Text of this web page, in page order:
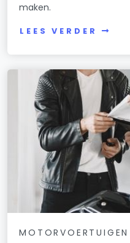
maken.
LEES VERDER
MOTORVOERTUIGEN